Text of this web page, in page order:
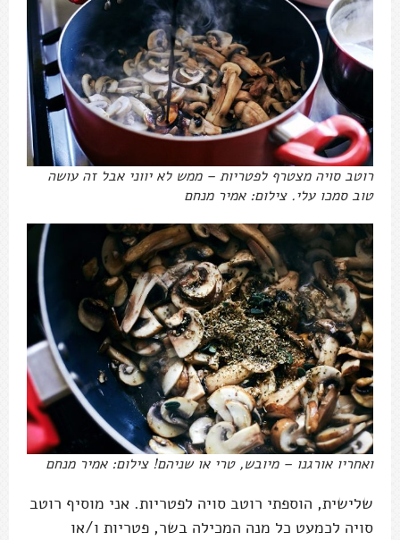
רוטב סויה מצטרף לפטריות – ממש לא יווני אבל זה עושה
טוב סמכו עלי. צילום: אמיר מנחם
ואחריו אורגנו – מיובש, טרי או שניהם! צילום: אמיר מנחם
שלישית, הוספתי רוטב סויה לפטריות. אני מוסיף רוטב
סויה לכמעט כל מנה המכילה בשר, פטריות ו/או